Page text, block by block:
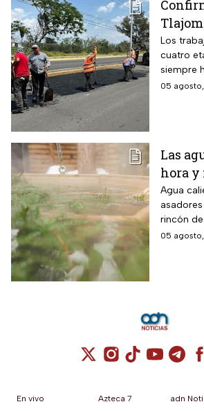
(ex 8
con
Los
cuatro
siempre
carril
05
Las
hora y
León,
$30
Agua
rincón
sencilla
05
Cuenta de X /
Cuenta deCuenta de
Cuenta
En vivo
Azteca 7
adn